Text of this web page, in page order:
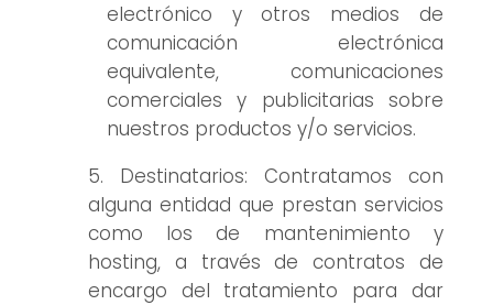
electrónico y otros medios de
comunicación electrónica
equivalente, comunicaciones
comerciales y publicitarias sobre
nuestros productos y/o servicios.
Destinatarios: Contratamos con
alguna entidad que prestan servicios
como los de mantenimiento y
hosting, a través de contratos de
encargo del tratamiento para dar